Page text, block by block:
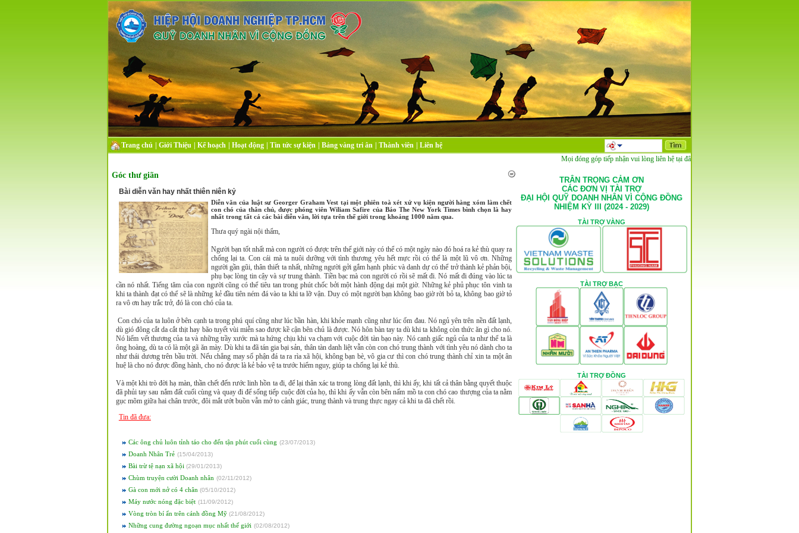
Trang chủ Giới Thiệu Kế hoạch Hoạt động Tin tức sự kiện Bảng vàng tri ân Thành viên
Liên hệ
Mọi đóng góp tiếp nhận vui lòng liên hệ tại đây
Góc thư giãn
Bài diễn văn hay nhất thiên niên kỷ
Diễn văn của luật sư Georger Graham Vest tại một phiên toà xét xử vụ kiện người hàng xóm làm chết
con chó của thân chủ, được phóng viên Wiliam Safire của Báo The New York Times bình chọn là hay
nhất trong tất cả các bài diễn văn, lời tựa trên thế giới trong khoảng 1000 năm qua.
Thưa quý ngài nội thẩm,
Người bạn tốt nhất mà con người có được trên thế giới này có thể có một ngày nào đó hoá ra kẻ thù quay ra
chống lại ta. Con cái mà ta nuôi dưỡng với tình thương yêu hết mực rồi có thể là một lũ vô ơn. Những
người gần gũi, thân thiết ta nhất, những người gởi gắm hạnh phúc và danh dự có thể trở thành kẻ phản bội,
phụ bạc lòng tin cậy và sự trung thành. Tiền bạc mà con người có rồi sẽ mất đi. Nó mất đi đúng vào lúc ta
cần nó nhất. Tiếng tăm của con người cũng có thể tiêu tan trong phút chốc bởi một hành động dại một giờ. Những kẻ phủ phục tôn vinh ta
khi ta thành đạt có thể sẽ là những kẻ đầu tiên ném đá vào ta khi ta lỡ vận. Duy có một người bạn không bao giờ rời bỏ ta, không bao giờ tỏ
ra vô ơn hay trắc trở, đó là con chó của ta.
Con chó của ta luôn ở bên cạnh ta trong phú quí cũng như lúc bần hàn, khi khỏe mạnh cũng như lúc ốm đau. Nó ngủ yên trên nền đất lạnh,
dù gió đông cắt da cắt thịt hay bão tuyết vùi miễn sao được kề cận bên chủ là được. Nó hôn bàn tay ta dù khi ta không còn thức ăn gì cho nó.
Nó liếm vết thương của ta và những trầy xước mà ta hứng chịu khi va chạm với cuộc đời tàn bạo này. Nó canh giấc ngủ của ta như thể ta là
ông hoàng, dù ta có là một gã ăn mày. Dù khi ta đã tán gia bại sản, thân tàn danh liệt vẫn còn con chó trung thành với tình yêu nó dành cho ta
như thái dương trên bầu trời. Nếu chẳng may số phận đá ta ra rìa xã hội, không bạn bè, vô gia cư thì con chó trung thành chỉ xin ta một ân
huệ là cho nó được đồng hành, cho nó được là kẻ bảo vệ ta trước hiểm nguy, giúp ta chống lại kẻ thù.
Và một khi trò đời hạ màn, thần chết đến rước linh hồn ta đi, để lại thân xác ta trong lòng đất lạnh, thì khi ấy, khi tất cả thân bằng quyết thuộc
đã phủi tay sau nắm đất cuối cùng và quay đi để sống tiếp cuộc đời của họ, thì khi ấy vẫn còn bên nấm mồ ta con chó cao thượng của ta nằm
gục mõm giữa hai chân trước, đôi mắt ướt buồn vẫn mở to cảnh giác, trung thành và trung thực ngay cả khi ta đã chết rồi.
Tin đã đưa:
Các ông chủ luôn tỉnh táo cho đến tận phút cuối cùng (23/07/2013)
Doanh Nhân Trẻ (15/04/2013)
Bài trừ tệ nạn xã hội (29/01/2013)
Chùm truyện cười Doanh nhân (02/11/2012)
Gà con mới nở có 4 chân (05/10/2012)
Máy nước nóng đặc biệt (11/09/2012)
Vòng tròn bí ẩn trên cánh đồng Mỹ (21/08/2012)
Những cung đường ngoạn mục nhất thế giới (02/08/2012)
TRÂN TRỌNG CẢM ƠN
CÁC ĐƠN VỊ TÀI TRỢ
ĐẠI HỘI QUỸ DOANH NHÂN VÌ CỘNG ĐỒNG
NHIỆM KỲ III (2024 - 2029)
TÀI TRỢ VÀNG
TÀI TRỢ BẠC
TÀI TRỢ ĐỒNG